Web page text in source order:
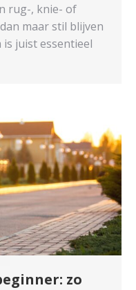
rug-, knie- of
maar stil blijven
is juist essentieel
zo